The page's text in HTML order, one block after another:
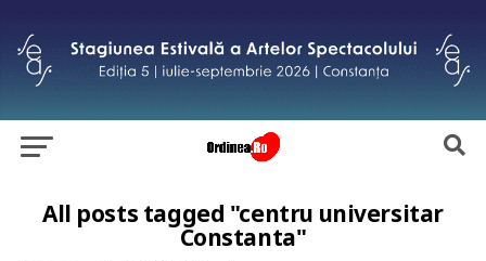
All posts tagged "centru universitar
Constanta"